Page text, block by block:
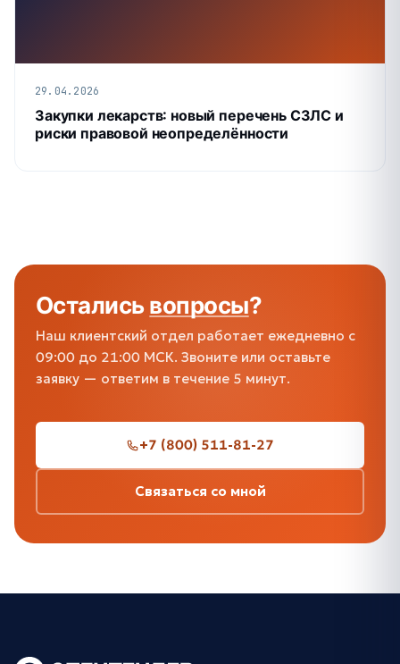
29.04.2026
Закупки лекарств: новый перечень СЗЛС и
риски правовой неопределённости
Осталисьвопросы?
Наш клиентский отдел работает ежедневно с
09:00 до 21:00 МСК. Звоните или оставьте
заявку — ответим в течение 5 минут.
+7 (800) 511-81-27
Связаться со мной